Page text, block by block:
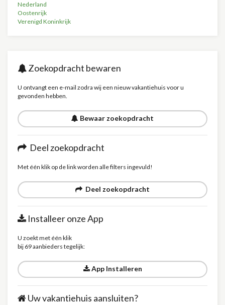
Nederland
Oostenrijk
Verenigd Koninkrijk
Zoekopdracht bewaren
U ontvangt een e-mail zodra wij een nieuw vakantiehuis voor u
gevonden hebben.
Bewaar zoekopdracht
Deel zoekopdracht
Met één klik op de link worden alle filters ingevuld!
Deel zoekopdracht
Installeer onze App
U zoekt met één klik
bij 69 aanbieders tegelijk:
App Installeren
Uw vakantiehuis aansluiten?